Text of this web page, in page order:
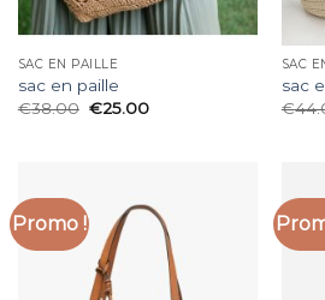
SAC EN PAILLE
sac en paille
€38.00 €25.00
SAC
sac
€
Promo !